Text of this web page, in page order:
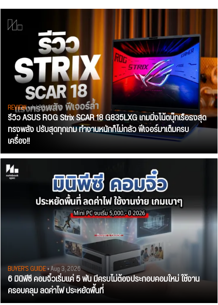
REVIEW• Jul 28, 2026
รีวิว ASUS ROG Strix SCAR 18 G835LXG เกมมิ่งโน้ตบุ๊กเรือธงสุด
ทรงพลัง ปรับสุดทุกเกม ทำงานหนักก็ไม่กลัว ฟีเจอร์มาเต็มครบ
เครื่อง!!
BUYER'S GUIDE• Aug 3, 2026
6 มินิพีซี คอมจิ๋วเริ่มแค่ 5 พัน มีครบไม่ต้องประกอบคอมใหม่ ใช้งาน
ครอบคลุม ลดค่าไฟ ประหยัดพื้นที่